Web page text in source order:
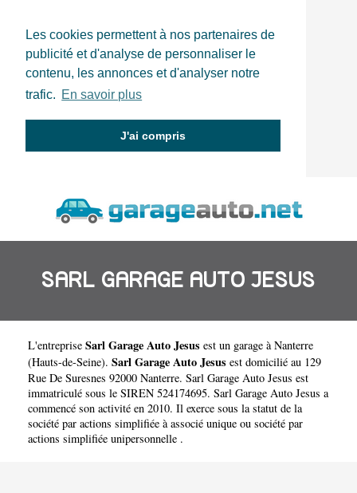
Les cookies permettent à nos partenaires de
publicité et d'analyse de personnaliser le
contenu, les annonces et d'analyser notre
trafic. En savoir plus
J'ai compris
SARL GARAGE AUTO JESUS
L'entreprise Sarl Garage Auto Jesus est un garage à Nanterre
(Hauts-de-Seine). Sarl Garage Auto Jesus est domicilié au 129
Rue De Suresnes 92000 Nanterre. Sarl Garage Auto Jesus est
immatriculé sous le SIREN 524174695. Sarl Garage Auto Jesus a
commencé son activité en 2010. Il exerce sous la statut de la
société par actions simplifiée à associé unique ou société par
actions simplifiée unipersonnelle .